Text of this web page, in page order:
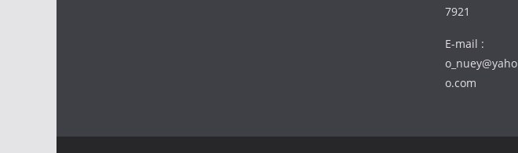
7921
E-mail :
o_nuey@yaho
o.com